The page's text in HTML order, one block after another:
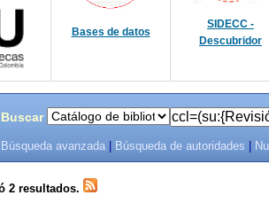
Bases de datos
SIDECC -
Descubridor
Buscar
Búsqueda avanzada Búsqueda de autoridades
2 resultados.